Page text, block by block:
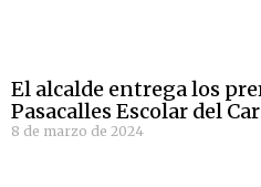
El alcalde entrega los
Pasacalles Escolar del
8 de marzo de 2024